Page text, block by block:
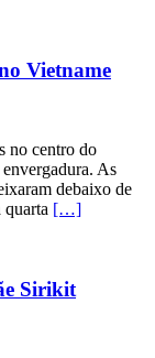
Vietname
no centro do
As
debaixo de
quarta […]
Sirikit